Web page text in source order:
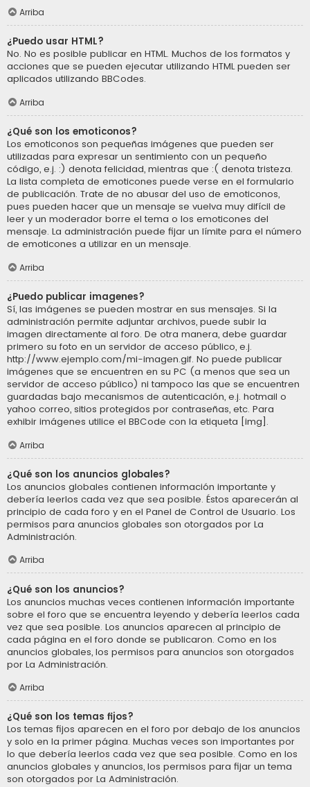
Arriba
¿Puedo usar HTML?
No. No es posible publicar en HTML. Muchos de los formatos y
acciones que se pueden ejecutar utilizando HTML pueden ser
aplicados utilizando BBCodes.
Arriba
¿Qué son los emoticonos?
Los emoticonos son pequeñas imágenes que pueden ser
utilizadas para expresar un sentimiento con un pequeño
código, e.j. :) denota felicidad, mientras que :( denota tristeza.
La lista completa de emoticones puede verse en el formulario
de publicación. Trate de no abusar del uso de emoticonos,
pues pueden hacer que un mensaje se vuelva muy difícil de
leer y un moderador borre el tema o los emoticones del
mensaje. La administración puede fijar un límite para el número
de emoticones a utilizar en un mensaje.
Arriba
¿Puedo publicar imagenes?
Sí, las imágenes se pueden mostrar en sus mensajes. Si la
administración permite adjuntar archivos, puede subir la
imagen directamente al foro. De otra manera, debe guardar
primero su foto en un servidor de acceso público, e.j.
http://www.ejemplo.com/mi-imagen.gif. No puede publicar
imágenes que se encuentren en su PC (a menos que sea un
servidor de acceso público) ni tampoco las que se encuentren
guardadas bajo mecanismos de autenticación, e.j. hotmail o
yahoo correo, sitios protegidos por contraseñas, etc. Para
exhibir imágenes utilice el BBCode con la etiqueta [img].
Arriba
¿Qué son los anuncios globales?
Los anuncios globales contienen información importante y
debería leerlos cada vez que sea posible. Éstos aparecerán al
principio de cada foro y en el Panel de Control de Usuario. Los
permisos para anuncios globales son otorgados por La
Administración.
Arriba
¿Qué son los anuncios?
Los anuncios muchas veces contienen información importante
sobre el foro que se encuentra leyendo y debería leerlos cada
vez que sea posible. Los anuncios aparecen al principio de
cada página en el foro donde se publicaron. Como en los
anuncios globales, los permisos para anuncios son otorgados
por La Administración.
Arriba
¿Qué son los temas fijos?
Los temas fijos aparecen en el foro por debajo de los anuncios
y solo en la primer página. Muchas veces son importantes por
lo que debería leerlos cada vez que sea posible. Como en los
anuncios globales y anuncios, los permisos para fijar un tema
son otorgados por La Administración.